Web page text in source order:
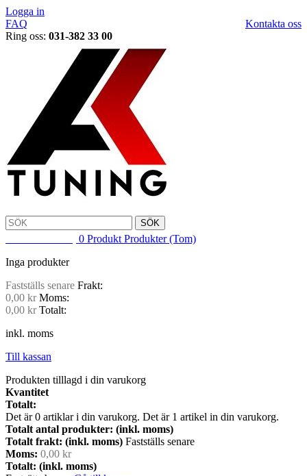
Logga in
Kontakta oss
FAQ
Ring oss: 031-382 33 00
SÖK
0 Produkt Produkter (Tom)
Inga produkter
Fastställs senare Frakt:
0,00 kr Moms:
0,00 kr Totalt:
inkl. moms
Till kassan
Produkten tilllagd i din varukorg
Kvantitet
Totalt:
Det är0 artiklar i din varukorg. Det är 1 artikel in din varukorg.
Totalt antal produkter: (inkl. moms)
Totalt frakt: (inkl. moms) Fastställs senare
Moms: 0,00 kr
Totalt: (inkl. moms)